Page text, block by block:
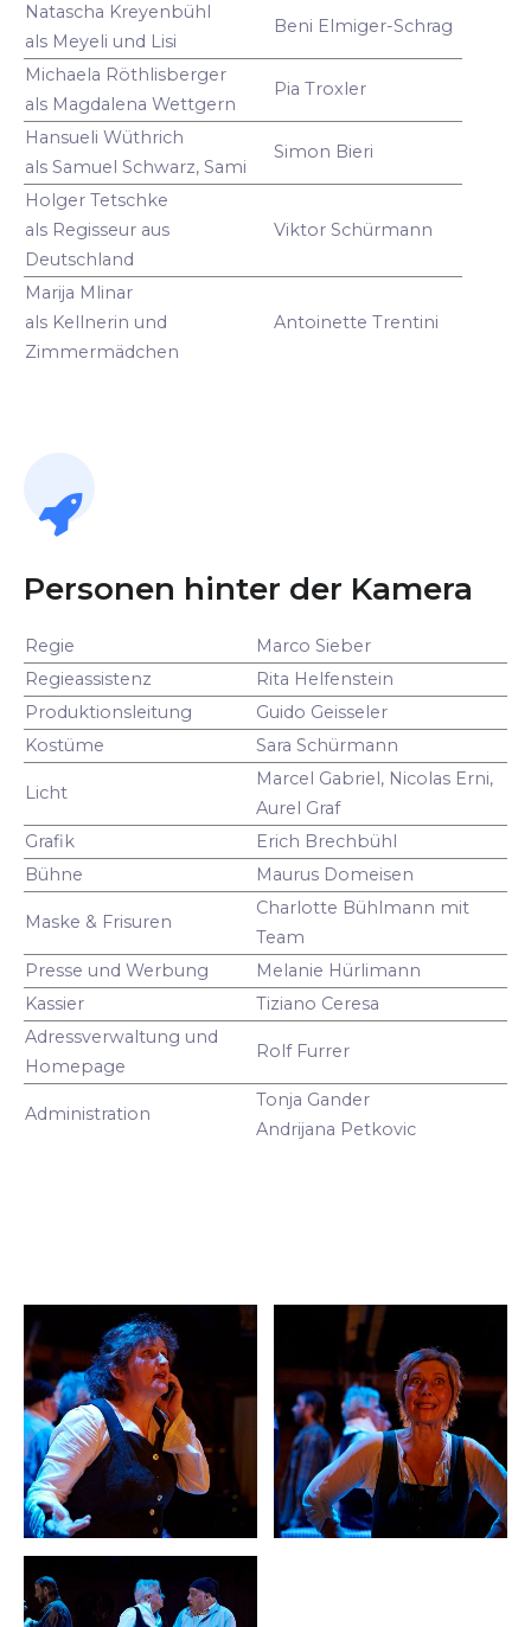
Natascha Kreyenbühl
als Meyeli und Lisi
Beni Elmiger-Schrag
Michaela Röthlisberger
als Magdalena Wettgern
Pia Troxler
Hansueli Wüthrich
als Samuel Schwarz, Sami
Simon Bieri
Holger Tetschke
als Regisseur aus
Deutschland
Viktor Schürmann
Marija Mlinar
als Kellnerin und
Zimmermädchen
Antoinette Trentini
Personen hinter der Kamera
Regie
Marco Sieber
Regieassistenz
Rita Helfenstein
Produktionsleitung
Guido Geisseler
Kostüme
Sara Schürmann
Licht
Marcel Gabriel, Nicolas Erni,
Aurel Graf
Grafik
Erich Brechbühl
Bühne
Maurus Domeisen
Maske & Frisuren
Charlotte Bühlmann mit
Team
Presse und Werbung
Melanie Hürlimann
Kassier
Tiziano Ceresa
Adressverwaltung und
Homepage
Rolf Furrer
Administration
Tonja Gander
Andrijana Petkovic